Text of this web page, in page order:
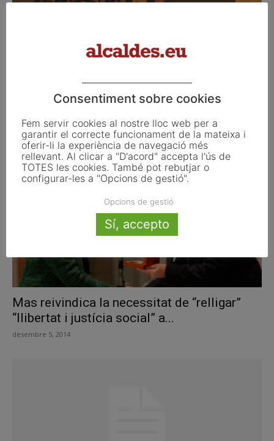
La consellera Meritxell Borràs va lliurar el
17 de març els...
març 29, 2016
Mas reivindica la necessitat de “relligar”
“llibertat i justícia social” a...
desembre 5, 2014
Consentiment sobre cookies
Fem servir cookies al nostre lloc web per a
garantir el correcte funcionament de la mateixa i
oferir-li la experiència de navegació més
rellevant. Al clicar a "D'acord" accepta l'ús de
TOTES les cookies. També pot rebutjar o
configurar-les a "Opcions de gestió".
Opcions de gestió
Sí, accepto